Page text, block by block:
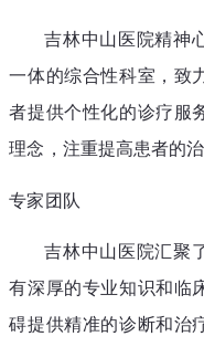
吉林中山医院精神
一体的综合性科室，致
者提供个性化的诊疗服
理念，注重提高患者的
专家团队
吉林中山医院汇聚
有深厚的专业知识和临
碍提供精准的诊断和治